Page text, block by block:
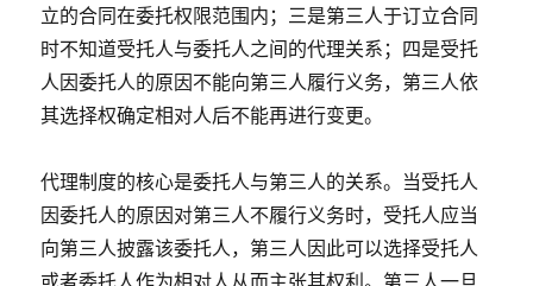
立的合同在委托权限范围内；三是第三人于订立合同
时不知道受托人与委托人之间的代理关系；四是受托
人因委托人的原因不能向第三人履行义务，第三人依
其选择权确定相对人后不能再进行变更。
代理制度的核心是委托人与第三人的关系。当受托人
因委托人的原因对第三人不履行义务时，受托人应当
向第三人披露该委托人，第三人因此可以选择受托人
或者委托人作为相对人从而主张其权利。第三人一旦